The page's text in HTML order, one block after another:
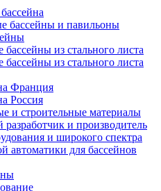
бассейны и павильоны
из стального листа
из стального листа
Франция
Россия
и строительные материалы
и производитель
и широкого спектра
автоматики для бассейнов